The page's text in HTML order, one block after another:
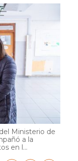
Ministerio de
a la
en l...